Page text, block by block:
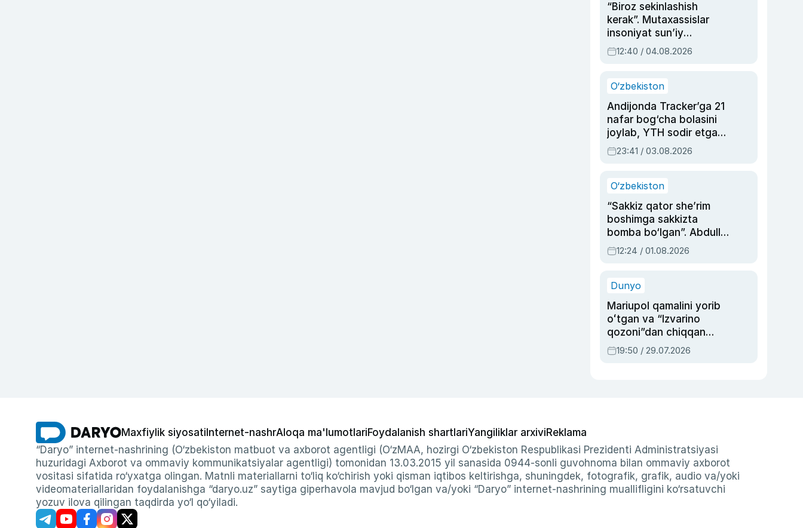
“Biroz sekinlashish
kerak”. Mutaxassislar
insoniyat sun’iy
intellektni boshqara
olmay qolishidan xavotir
12:40 / 04.08.2026
O‘zbekiston
Andijonda Tracker’ga 21
nafar bog‘cha bolasini
joylab, YTH sodir etgan
ayolga sud hukmi o‘qildi
23:41 / 03.08.2026
O‘zbekiston
“Sakkiz qator she’rim
boshimga sakkizta
bomba bo‘lgan”. Abdulla
Oripovni siyosiy
ayblovlardan asrab
12:24 / 01.08.2026
Dunyo
Mariupol qamalini yorib
oʻtgan va “Izvarino
qozoni”dan chiqqan
qahramon — Ukraina
armiyasi bosh
19:50 / 29.07.2026
Maxfiylik siyosati Internet-nashrAloqa ma'lumotlariFoydalanish shartlariYangiliklar arxiviReklama
“Daryo” internet-nashrining (O‘zbekiston matbuot va axborot agentligi (O‘zMAA, hozirgi O‘zbekiston Respublikasi Prezidenti Administratsiyasi
huzuridagi Axborot va ommaviy kommunikatsiyalar agentligi) tomonidan 13.03.2015 yil sanasida 0944-sonli guvohnoma bilan ommaviy axborot
vositasi sifatida ro‘yxatga olingan. Matnli materiallarni to‘liq ko‘chirish yoki qisman iqtibos keltirishga, shuningdek, fotografik, grafik, audio va/yoki
videomateriallaridan foydalanishga “daryo.uz” saytiga giperhavola mavjud bo‘lgan va/yoki “Daryo” internet-nashrining muallifligini ko‘rsatuvchi
yozuv ilova qilingan taqdirda yo‘l qo‘yiladi.